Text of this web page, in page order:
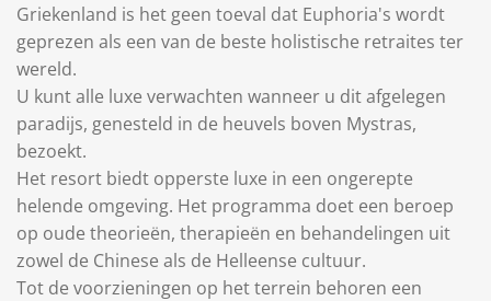
Griekenland is het geen toeval dat Euphoria's wordt
geprezen als een van de beste holistische retraites ter
wereld.
U kunt alle luxe verwachten wanneer u dit afgelegen
paradijs, genesteld in de heuvels boven Mystras,
bezoekt.
Het resort biedt opperste luxe in een ongerepte
helende omgeving. Het programma doet een beroep
op oude theorieën, therapieën en behandelingen uit
zowel de Chinese als de Helleense cultuur.
Tot de voorzieningen op het terrein behoren een